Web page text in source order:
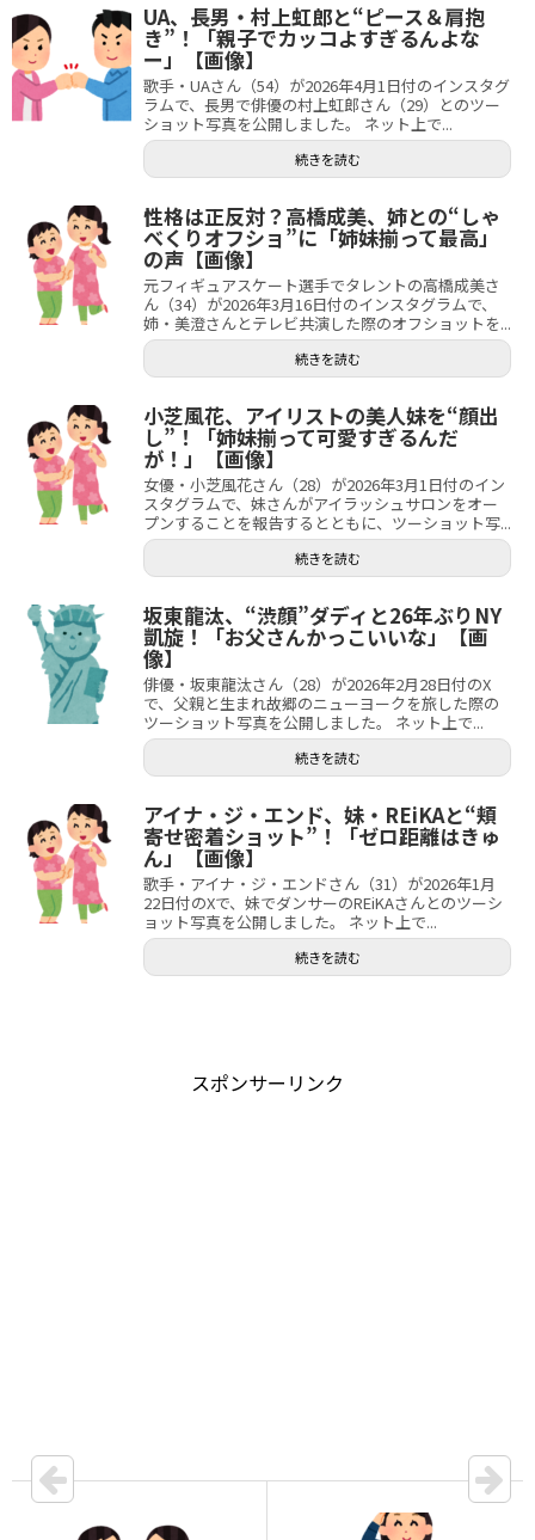
UA、長男・村上虹郎と“ピース＆肩抱
き”！「親子でカッコよすぎるんよな
ー」【画像】
歌手・UAさん（54）が2026年4月1日付のインスタグ
ラムで、長男で俳優の村上虹郎さん（29）とのツー
ショット写真を公開しました。 ネット上で...
続きを読む
性格は正反対？高橋成美、姉との“しゃ
べくりオフショ”に「姉妹揃って最高」
の声【画像】
元フィギュアスケート選手でタレントの高橋成美さ
ん（34）が2026年3月16日付のインスタグラムで、
姉・美澄さんとテレビ共演した際のオフショットを...
続きを読む
小芝風花、アイリストの美人妹を“顔出
し”！「姉妹揃って可愛すぎるんだ
が！」【画像】
女優・小芝風花さん（28）が2026年3月1日付のイン
スタグラムで、妹さんがアイラッシュサロンをオー
プンすることを報告するとともに、ツーショット写...
続きを読む
坂東龍汰、“渋顔”ダディと26年ぶりNY
凱旋！「お父さんかっこいいな」【画
像】
俳優・坂東龍汰さん（28）が2026年2月28日付のX
で、父親と生まれ故郷のニューヨークを旅した際の
ツーショット写真を公開しました。 ネット上で...
続きを読む
アイナ・ジ・エンド、妹・REiKAと“頬
寄せ密着ショット”！「ゼロ距離はきゅ
ん」【画像】
歌手・アイナ・ジ・エンドさん（31）が2026年1月
22日付のXで、妹でダンサーのREiKAさんとのツーシ
ョット写真を公開しました。 ネット上で...
続きを読む
スポンサーリンク